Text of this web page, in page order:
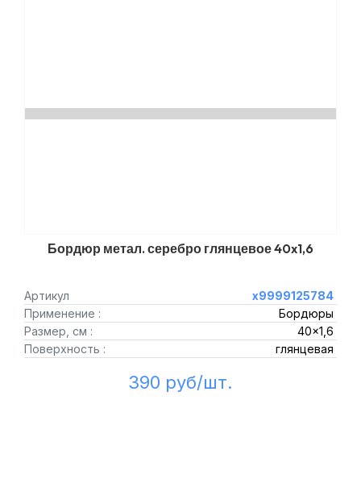
Бордюр метал. серебро глянцевое 40x1,6
Артикул
х9999125784
Применение :
Бордюры
Размер, см :
40x1,6
Поверхность :
глянцевая
390 руб/шт.